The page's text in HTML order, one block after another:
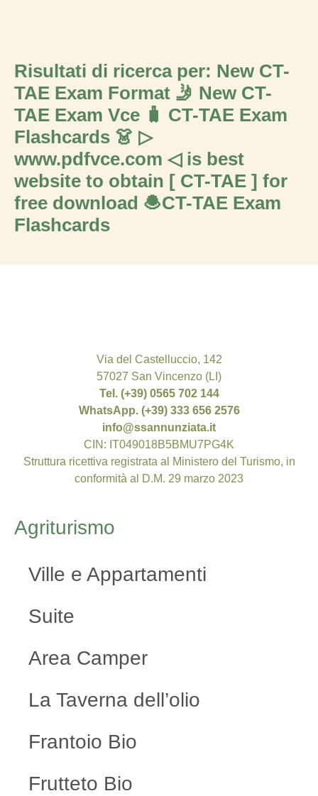
Risultati di ricerca per: New CT-
TAE Exam Format 🤳 New CT-
TAE Exam Vce 🧳 CT-TAE Exam
Flashcards 👗 ▷
www.pdfvce.com ◁ is best
website to obtain [ CT-TAE ] for
free download 🧆CT-TAE Exam
Flashcards
Via del Castelluccio, 142
57027 San Vincenzo (LI)
Tel. (+39) 0565 702 144
WhatsApp. (+39) 333 656 2576
info@ssannunziata.it
CIN: IT049018B5BMU7PG4K
Struttura ricettiva registrata al Ministero del Turismo, in
conformità al D.M. 29 marzo 2023
Agriturismo
Ville e Appartamenti
Suite
Area Camper
La Taverna dell’olio
Frantoio Bio
Frutteto Bio